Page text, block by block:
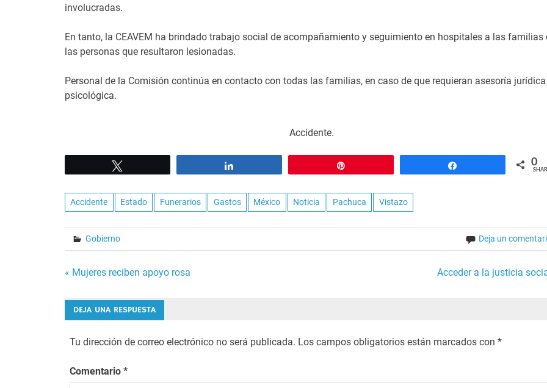
involucradas.
En tanto, la CEAVEM ha brindado trabajo social de acompañamiento y seguimiento en hospitales a las familias
las personas que resultaron lesionadas.
Personal de la Comisión continúa en contacto con todas las familias, en caso de que requieran asesoría
psicológica.
Accidente.
0
Accidente Estado Funerarios Gastos México Noticia Pachuca Vistazo
Gobierno Deja un
Navegación
de
entradas
« Mujeres reciben apoyo rosa Acceder a la justicia
DEJA UNA RESPUESTA
Tu dirección de correo electrónico no será publicada. Los campos obligatorios están marcados con *
Comentario *